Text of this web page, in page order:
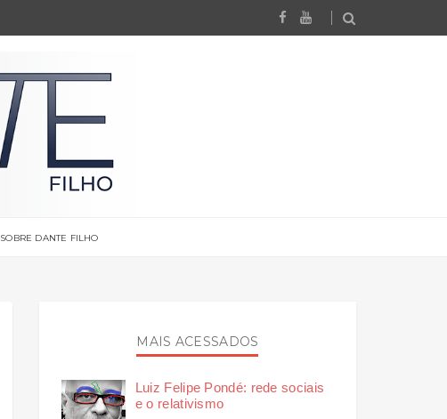
SOBRE DANTE FILHO
MAIS ACESSADOS
Luiz Felipe Pondé: rede sociais
e o relativismo